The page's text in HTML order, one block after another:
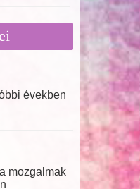
években
mozgalmak